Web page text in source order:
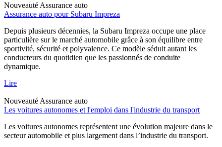
Nouveauté Assurance auto
Assurance auto pour Subaru Impreza
Depuis plusieurs décennies, la Subaru Impreza occupe une place
particulière sur le marché automobile grâce à son équilibre entre
sportivité, sécurité et polyvalence. Ce modèle séduit autant les
conducteurs du quotidien que les passionnés de conduite
dynamique.
Lire
Nouveauté Assurance auto
Les voitures autonomes et l'emploi dans l'industrie du transport
Les voitures autonomes représentent une évolution majeure dans le
secteur automobile et plus largement dans l’industrie du transport.